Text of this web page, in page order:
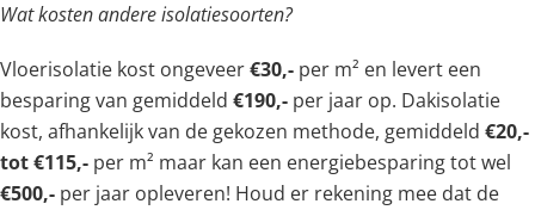
Wat kosten andere isolatiesoorten?
Vloerisolatie kost ongeveer€30,- per m² en levert een
besparing van gemiddeld €190,- per jaar op. Dakisolatie
kost, afhankelijk van de gekozen methode, gemiddeld €20,-
tot €115,- per m² maar kan een energiebesparing tot wel
€500,- per jaar opleveren! Houd er rekening mee dat de